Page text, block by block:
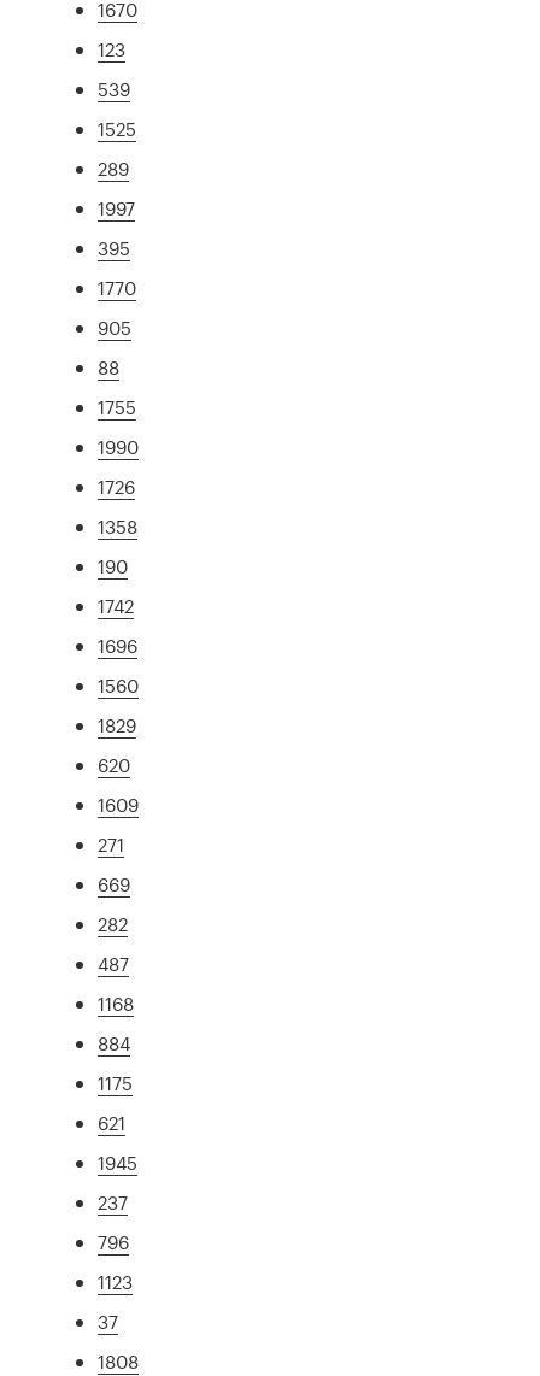
1670
123
539
1525
289
1997
395
1770
905
88
1755
1990
1726
1358
190
1742
1696
1560
1829
620
1609
271
669
282
487
1168
884
1175
621
1945
237
796
1123
37
1808